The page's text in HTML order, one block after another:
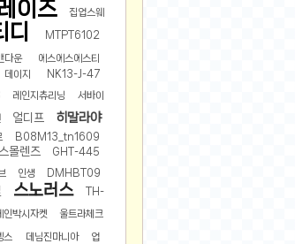
이즈 집업스웨
디 MTPT6102
다운
에스에스에스티
데이지 NK13-J-47
레인지츄리닝 서바이
얼디프 히말라야
B08M13_tn1609
스몰렌즈 GHT-445
인생
DMHBT09
스노러스 TH-
인박시자켓 울트라체크
스 데님진마니아
업